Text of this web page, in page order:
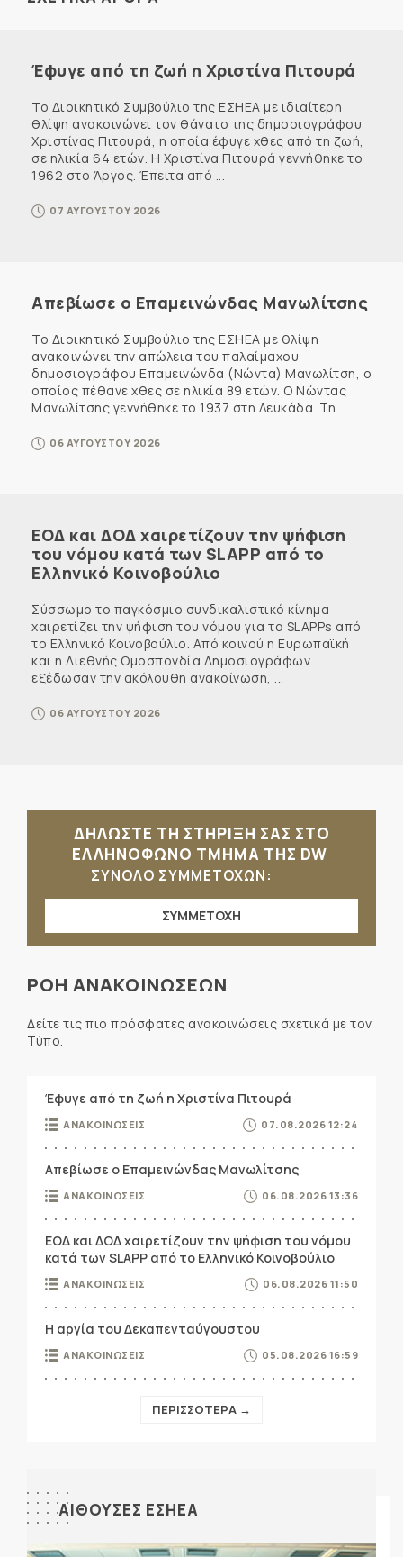
Έφυγε από τη ζωή η Χριστίνα Πιτουρά
Το Διοικητικό Συμβούλιο της ΕΣΗΕΑ με ιδιαίτερη
θλίψη ανακοινώνει τον θάνατο της δημοσιογράφου
Χριστίνας Πιτουρά, η οποία έφυγε χθες από τη ζωή,
σε ηλικία 64 ετών. Η Χριστίνα Πιτουρά γεννήθηκε το
1962 στο Άργος. Έπειτα από ...
07 ΑΥΓΟΥΣΤΟΥ 2026
Απεβίωσε ο Επαμεινώνδας Μανωλίτσης
Το Διοικητικό Συμβούλιο της ΕΣΗΕΑ με θλίψη
ανακοινώνει την απώλεια του παλαίμαχου
δημοσιογράφου Επαμεινώνδα (Νώντα) Μανωλίτση, ο
οποίος πέθανε χθες σε ηλικία 89 ετών. Ο Νώντας
Μανωλίτσης γεννήθηκε το 1937 στη Λευκάδα. Τη ...
06 ΑΥΓΟΥΣΤΟΥ 2026
ΕΟΔ και ΔΟΔ χαιρετίζουν την ψήφιση
του νόμου κατά των SLAPP από το
Ελληνικό Κοινοβούλιο
Σύσσωμο το παγκόσμιο συνδικαλιστικό κίνημα
χαιρετίζει την ψήφιση του νόμου για τα SLAPPs από
το Ελληνικό Κοινοβούλιο. Από κοινού η Ευρωπαϊκή
και η Διεθνής Ομοσπονδία Δημοσιογράφων
εξέδωσαν την ακόλουθη ανακοίνωση, ...
06 ΑΥΓΟΥΣΤΟΥ 2026
ΔΗΛΩΣΤΕ ΤΗ ΣΤΗΡΙΞΗ ΣΑΣ ΣΤΟ
ΕΛΛΗΝΟΦΩΝΟ ΤΜΗΜΑ ΤΗΣ DW
ΣΥΝΟΛΟ ΣΥΜΜΕΤΟΧΩΝ:
ΣΥΜΜΕΤΟΧΗ
ΡΟΗ ΑΝΑΚΟΙΝΩΣΕΩΝ
Δείτε τις πιο πρόσφατες ανακοινώσεις σχετικά με τον
Τύπο.
Έφυγε από τη ζωή η Χριστίνα Πιτουρά
ΑΝΑΚΟΙΝΩΣΕΙΣ 07.08.2026 12:24
Απεβίωσε ο Επαμεινώνδας Μανωλίτσης
ΑΝΑΚΟΙΝΩΣΕΙΣ 06.08.2026 13:36
ΕΟΔ και ΔΟΔ χαιρετίζουν την ψήφιση του νόμου
κατά των SLAPP από το Ελληνικό Κοινοβούλιο
ΑΝΑΚΟΙΝΩΣΕΙΣ 06.08.2026 11:50
Η αργία του Δεκαπενταύγουστου
ΑΝΑΚΟΙΝΩΣΕΙΣ 05.08.2026 16:59
ΠΕΡΙΣΣΟΤΕΡΑ →
ΑΙΘΟΥΣΕΣ ΕΣΗΕΑ